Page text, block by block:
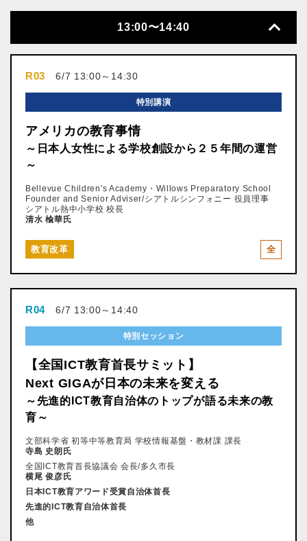
13:00〜14:40
R03 6/7 13:00～14:30
特別講演
アメリカの教育事情
～日本人女性による学校創設から２５年間の運営
～
Bellevue Children's Academy・Willows Preparatory School
Founder and Senior Adviser/シアトルシンフォニー 役員理事
シアトル熱中小学校 校長
清水 楡華氏
教育改革 全
R04 6/7 13:00～14:40
特別セッション
【全国ICT教育首長サミット】
Next GIGAが日本の未来を変える
～先進的ICT教育自治体のトップが語る未来の教
育～
文部科学省 初等中等教育局 学校情報基盤・教材課 課長
寺島 史朗氏
全国ICT教育首長協議会 会長/多久市長
横尾 俊彦氏
日本ICT教育アワード受賞自治体首長
先進的ICT教育自治体首長
他